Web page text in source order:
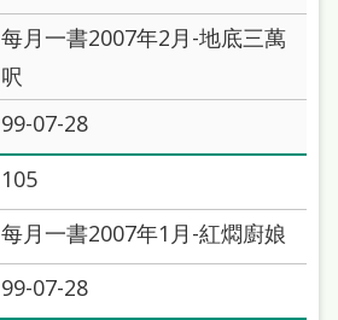
每月一書2007年2月-地底三萬
呎
99-07-28
105
每月一書2007年1月-紅燜廚娘
99-07-28